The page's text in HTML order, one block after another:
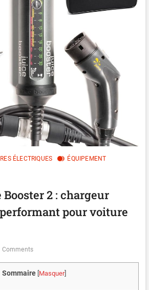
ÉLECTRIQUES
ÉQUIPEMENT
2 : chargeur
pour voiture
Comments
Sommaire [Masquer]